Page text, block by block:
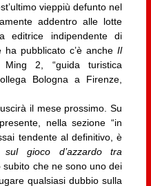
vieppiù defunto nel
addentro alle lotte
editrice indipendente di
ha pubblicato c’è ancheIl
2, “guida turistica
Bologna a Firenze,
il mese prossimo. Su
nella sezione “in
tendente al definitivo, è
gioco d’azzardo tra
subito che ne sono uno dei
qualsiasi dubbio sulla